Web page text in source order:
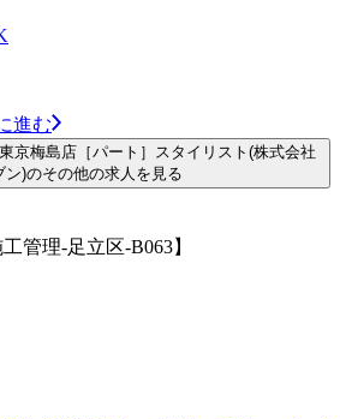
進む
京梅島店［パート］スタイリスト(株式会社
ン)のその他の求人を見る
管理-足立区-B063】